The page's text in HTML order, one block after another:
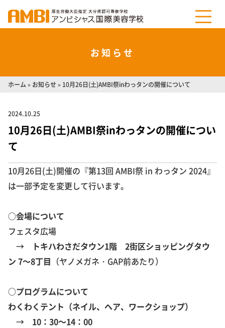
お知らせ
ホーム » お知らせ » 10月26日(土)AMBI祭inわっタンの開催について
2024.10.25
10月26日(土)AMBI祭inわっタンの開催につい
て
10月26日(土)開催の『第13回 AMBI祭 in わっタン 2024』
は一部予定を変更して行います。
○会場について
フェスタ広場
→
トキハわさだタウン1階 2街区ショッピングタウ
ン 7～8丁目 （ヤノメガネ・GAP前あたり）
○プログラムについて
わくわくテント（ネイル、ヘア、ワークショップ）
→ 10：30～14：00